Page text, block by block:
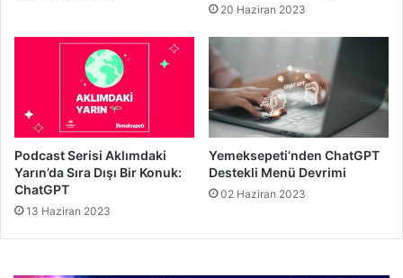
20 Haziran 2023
Podcast Serisi Aklımdaki
Yarın’da Sıra Dışı Bir Konuk:
ChatGPT
13 Haziran 2023
Yemeksepeti’nden ChatGPT
Destekli Menü Devrimi
02 Haziran 2023